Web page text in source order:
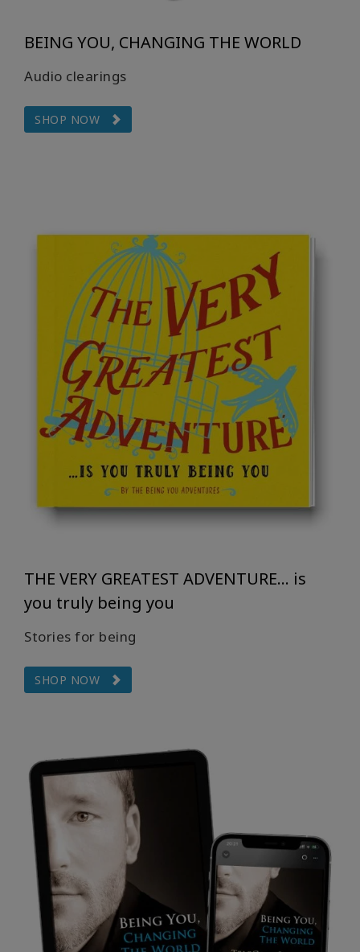
BEING YOU, CHANGING THE WORLD
Audio clearings
SHOP NOW
THE VERY GREATEST ADVENTURE... is
you truly being you
Stories for being
SHOP NOW